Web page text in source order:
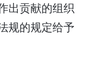
出贡献的组织
规的规定给予